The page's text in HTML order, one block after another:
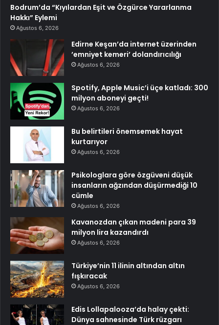
Bodrum’da “Kıyılardan Eşit ve Özgürce Yararlanma
Hakkı” Eylemi
Ağustos 6, 2026
Edirne Keşan’da internet üzerinden
’emniyet kemeri’ dolandırıcılığı
Ağustos 6, 2026
Spotify, Apple Music’i üçe katladı: 300
milyon aboneyi geçti!
Ağustos 6, 2026
Bu belirtileri önemsemek hayat
kurtarıyor
Ağustos 6, 2026
Psikologlara göre özgüveni düşük
insanların ağzından düşürmediği 10
cümle
Ağustos 6, 2026
Kavanozdan çıkan madeni para 39
milyon lira kazandırdı
Ağustos 6, 2026
Türkiye’nin 11 ilinin altından altın
fışkıracak
Ağustos 6, 2026
Edis Lollapalooza’da halay çekti:
Dünya sahnesinde Türk rüzgarı